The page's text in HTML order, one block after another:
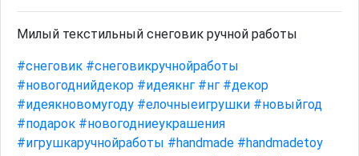
Милый текстильный снеговик ручной работы
#снеговик #снеговикручнойработы
#новогоднийдекор #идеякнг #нг #декор
#идеякновомугоду #елочныеигрушки #новыйгод
#подарок #новогодниеукрашения
#игрушкаручнойработы #handmade #handmadetoy